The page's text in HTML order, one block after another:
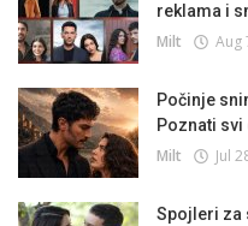
reklama i
Milt Aug
Počinje
Poznati
Milt Jul
Spojleri za